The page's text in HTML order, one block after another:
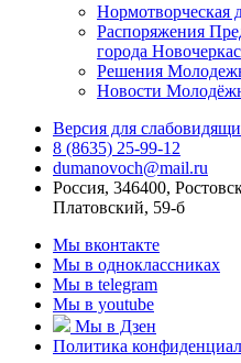
Нормотворческая
Распоряжения
города
Решения
Новости
Версия для
8 (8635) 25-99-12
dumanovoch@mail.ru
Россия, 346400,
Платовский, 59-б
Мы вконтакте
Мы в одноклассниках
Мы в telegram
Мы в youtube
Мы в Дзен
Политика